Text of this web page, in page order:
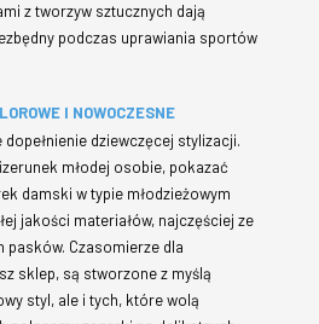
z tworzyw sztucznych dają
podczas uprawiania sportów
I NOWOCZESNE
dziewczęcej stylizacji.
młodej osobie, pokazać
damski w typie młodzieżowym
jakości materiałów, najczęściej ze
Czasomierze dla
sklep, są stworzone z myślą
styl, ale i tych, które wolą